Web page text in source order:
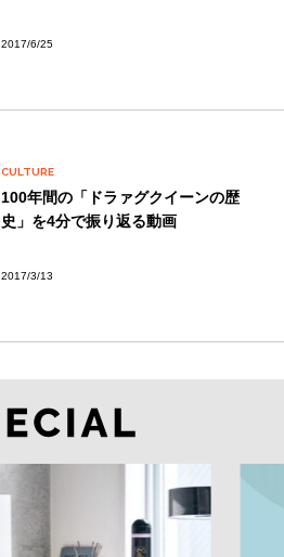
2017/6/25
CULTURE
100年間の「ドラァグクイーンの歴
史」を4分で振り返る動画
2017/3/13